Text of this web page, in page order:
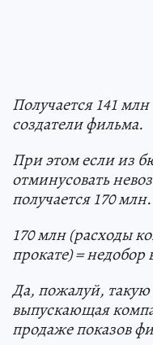
Получается 141
создатели фильма.
При этом если из
отминусовать
получается 170 млн.
170 млн (расходы
прокате) = недобор
Да, пожалуй, такую
выпускающая
продаже показов